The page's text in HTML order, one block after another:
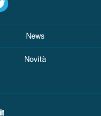
News
Novità